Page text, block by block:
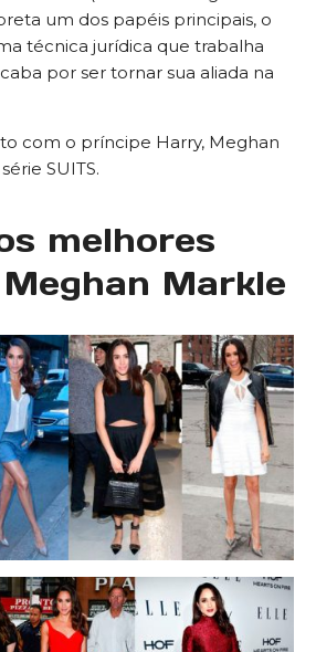
um dos papéis principais, o
técnica jurídica que trabalha
por ser tornar sua aliada na
com o príncipe Harry, Meghan
SUITS.
melhores
Markle